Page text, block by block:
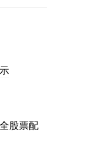
股票配